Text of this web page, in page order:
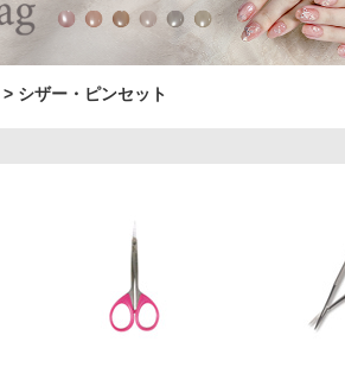
> シザー・ピンセット